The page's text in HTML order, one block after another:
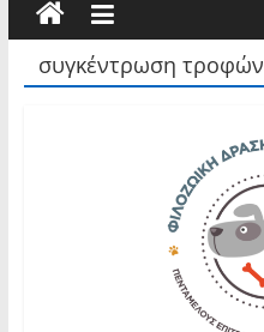
συγκέντρωση τροφών